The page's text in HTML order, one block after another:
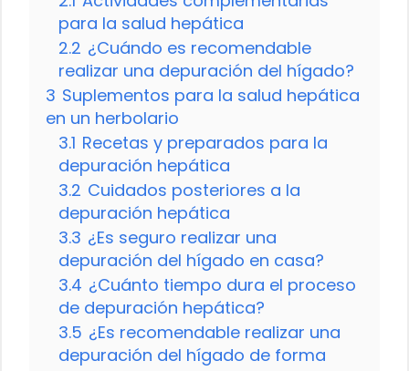
para la salud hepática
2.2 ¿Cuándo es recomendable
realizar una depuración del hígado?
3 Suplementos para la salud hepática
en un herbolario
3.1 Recetas y preparados para la
depuración hepática
3.2 Cuidados posteriores a la
depuración hepática
3.3 ¿Es seguro realizar una
depuración del hígado en casa?
3.4 ¿Cuánto tiempo dura el proceso
de depuración hepática?
3.5 ¿Es recomendable realizar una
depuración del hígado de forma